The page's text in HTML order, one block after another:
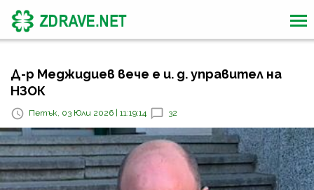
Д-р Меджидиев вече е и. д. управител на
НЗОК
Петък, 03 Юли 2026 | 11:19:14 32